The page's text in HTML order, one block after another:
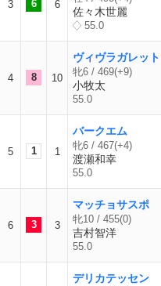
3 6 6
佐々木世麗
55.0
4 8 10
ヴィヴラガレット
牝6 / 469(+9)
小牧太
55.0
5 1 1
バークエム
牝6 / 467(+4)
渡瀬和幸
55.0
6 3 3
マッチョサスポ
牝10 / 455(0)
吉村智洋
55.0
デリカテッセン